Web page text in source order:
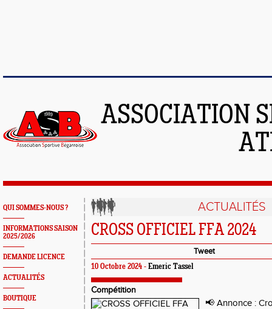
ASSOCIATION
QUI SOMMES-NOUS ?
INFORMATIONS SAISON
2025/2026
DEMANDE LICENCE
ACTUALITÉS
BOUTIQUE
ACTUALITÉS
CROSS OFFICIEL FFA 2024
Tweet
10 Octobre 2024 - Emeric Tassel
Compétition
📢 Annonce :